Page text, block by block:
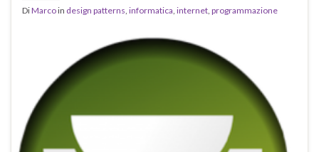
DiMarcoin design patterns, informatica, internet, programmazione